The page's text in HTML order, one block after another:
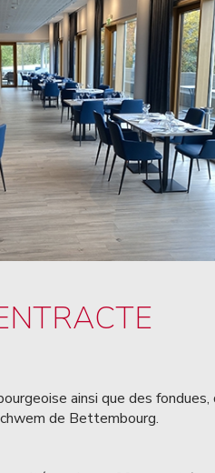
ainsi que des
de Bettembourg.